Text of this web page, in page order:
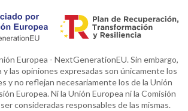
Europea - NextGenerationEU. Sin embargo,
las opiniones expresadas son únicamente los
y no reflejan necesariamente los de la Unión
Europea. Ni la Unión Europea ni la Comisión
consideradas responsables de las mismas.